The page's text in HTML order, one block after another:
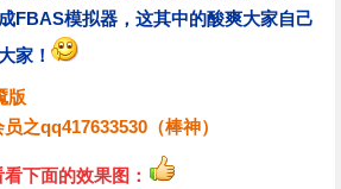
FBAS模拟器，这其中的酸爽大家自己
家！
版
之qq417633530（棒神）
下面的效果图：